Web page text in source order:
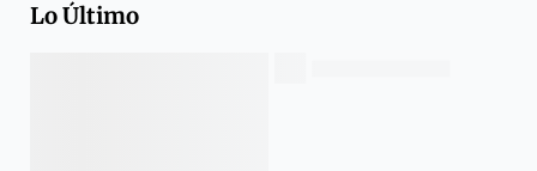
Lo Último